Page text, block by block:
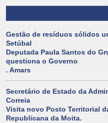
Gestão de resíduos sólidos
Setúbal
Deputada Paula Santos do
questiona o Governo
. Amars
Secretário de Estado da
Correia
Visita novo Posto Territorial
Republicana da Moita.